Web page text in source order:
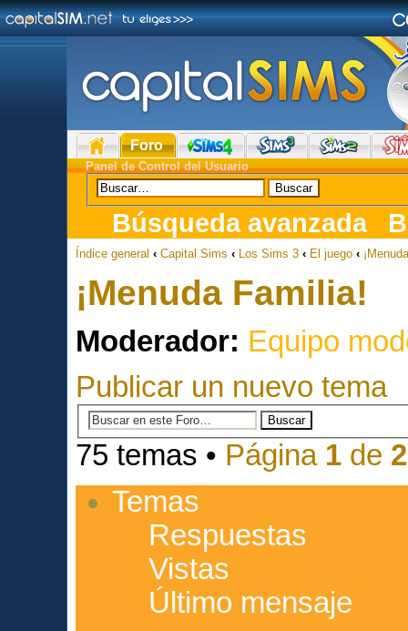
Foro
Panel de Control del Usuario
Búsqueda avanzada
Índice general ‹ Capital Sims ‹ Los Sims 3 ‹ El juego ‹
¡Menuda Familia!
Moderador: Equipo
Publicar un nuevo tema
75 temas • Página 1 de 2
Temas
Respuestas
Vistas
Último mensaje